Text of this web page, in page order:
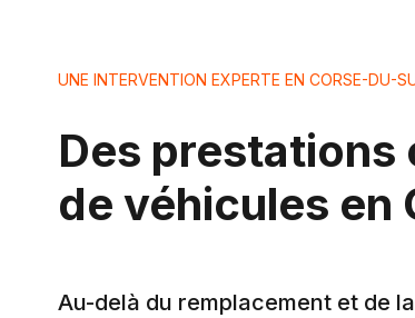
UNE INTERVENTION EXPERTE EN CORSE-DU-
Des
de véhicules en
Au-delà du remplacement et de